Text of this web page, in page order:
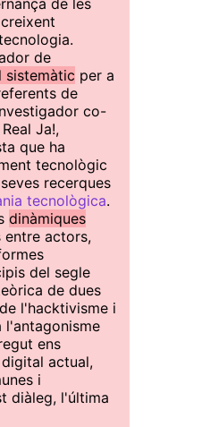
de les
de
sistemàtic per a
de
co-
Ja!,
que ha
tecnològic
recerques
tecnològica.
dinàmiques
entre actors,
del segle
de dues
l'hacktivisme i
l'antagonisme
ens
actual,
i
diàleg, l'última